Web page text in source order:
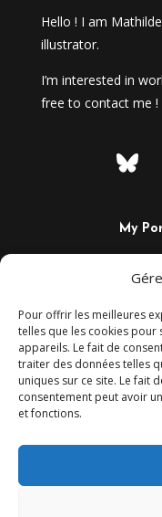
Pour offrir les meilleures
telles que les cookies
appareils. Le fait de
traiter des données telles
uniques sur ce site. Le fait
consentement peut avoir
et fonctions.
Hello ! I am
illustrator.
I’m interested in
free to contact me !
My